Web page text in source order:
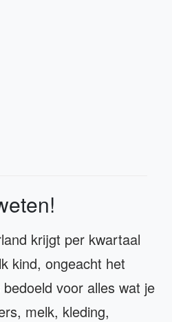
krijgt per kwartaal
kind, ongeacht het
voor alles wat je
melk, kleding,